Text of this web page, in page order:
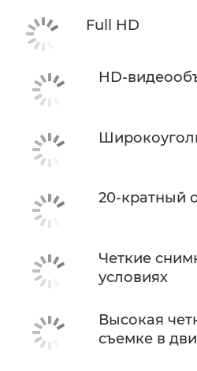
Full HD
HD-
20-кратный
Четкие
условиях
Высокая
съемке в